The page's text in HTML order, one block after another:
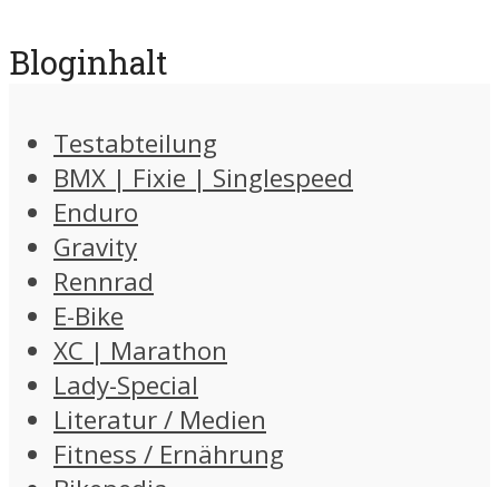
Bloginhalt
Testabteilung
BMX | Fixie | Singlespeed
Enduro
Gravity
Rennrad
E-Bike
XC | Marathon
Lady-Special
Literatur / Medien
Fitness / Ernährung